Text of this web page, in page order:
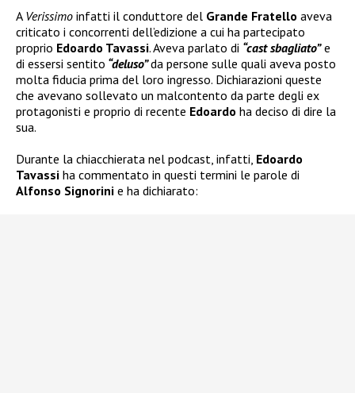
A Verissimo infatti il conduttore del Grande Fratello aveva
criticato i concorrenti dell’edizione a cui ha partecipato
proprio Edoardo Tavassi. Aveva parlato di “cast sbagliato”e
di essersi sentito “deluso”da persone sulle quali aveva posto
molta fiducia prima del loro ingresso. Dichiarazioni queste
che avevano sollevato un malcontento da parte degli ex
protagonisti e proprio di recente Edoardo ha deciso di dire la
sua.
Durante la chiacchierata nel podcast, infatti, Edoardo
Tavassi ha commentato in questi termini le parole di
Alfonso Signorini e ha dichiarato: